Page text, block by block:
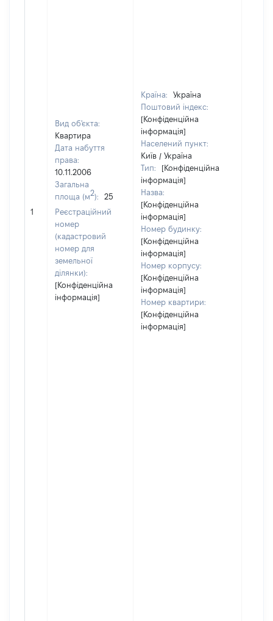
1
Вид об'єкта:
Квартира
Дата набуття
права:
10.11.2006
Загальна
площа (м2):
25
Реєстраційний
номер
(кадастровий
номер для
земельної
ділянки):
[Конфіденційна
інформація]
Країна:
Україна
Поштовий індекс:
[Конфіденційна
інформація]
Населений пункт:
Київ / Україна
Тип:
[Конфіденційна
інформація]
Назва:
[Конфіденційна
інформація]
Номер будинку:
[Конфіденційна
інформація]
Номер корпусу:
[Конфіденційна
інформація]
Номер квартири:
[Конфіденційна
інформація]